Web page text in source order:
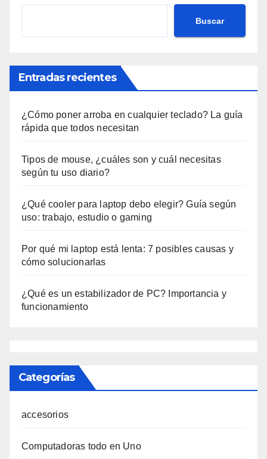
Buscar
Entradas recientes
¿Cómo poner arroba en cualquier teclado? La guía
rápida que todos necesitan
Tipos de mouse, ¿cuáles son y cuál necesitas
según tu uso diario?
¿Qué cooler para laptop debo elegir? Guía según
uso: trabajo, estudio o gaming
Por qué mi laptop está lenta: 7 posibles causas y
cómo solucionarlas
¿Qué es un estabilizador de PC? Importancia y
funcionamiento
Categorías
accesorios
Computadoras todo en Uno